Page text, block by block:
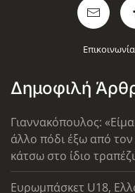
Δημοφιλή
Γιαννακόπουλος:
άλλο πόδι έξω από
κάτσω στο ίδιο
Ευρωμπάσκετ U18,